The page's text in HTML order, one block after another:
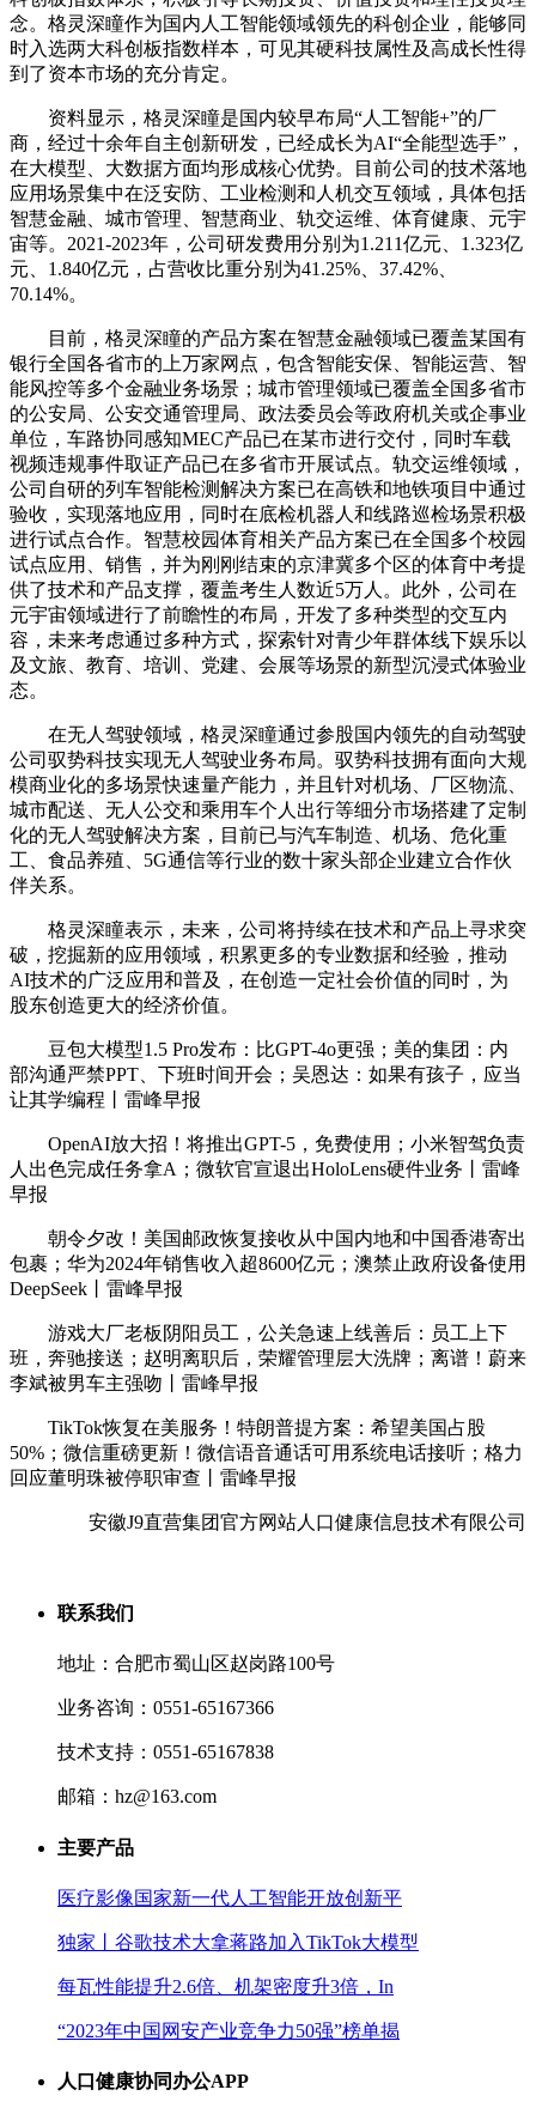
念。格灵深瞳作为国内人工智能领域领先的科创企业，能够同
时入选两大科创板指数样本，可见其硬科技属性及高成长性得
到了资本市场的充分肯定。
资料显示，格灵深瞳是国内较早布局“人工智能+”的厂
商，经过十余年自主创新研发，已经成长为AI“全能型选手”，
在大模型、大数据方面均形成核心优势。目前公司的技术落地
应用场景集中在泛安防、工业检测和人机交互领域，具体包括
智慧金融、城市管理、智慧商业、轨交运维、体育健康、元宇
宙等。2021-2023年，公司研发费用分别为1.211亿元、1.323亿
元、1.840亿元，占营收比重分别为41.25%、37.42%、
70.14%。
目前，格灵深瞳的产品方案在智慧金融领域已覆盖某国有
银行全国各省市的上万家网点，包含智能安保、智能运营、智
能风控等多个金融业务场景；城市管理领域已覆盖全国多省市
的公安局、公安交通管理局、政法委员会等政府机关或企事业
单位，车路协同感知MEC产品已在某市进行交付，同时车载
视频违规事件取证产品已在多省市开展试点。轨交运维领域，
公司自研的列车智能检测解决方案已在高铁和地铁项目中通过
验收，实现落地应用，同时在底检机器人和线路巡检场景积极
进行试点合作。智慧校园体育相关产品方案已在全国多个校园
试点应用、销售，并为刚刚结束的京津冀多个区的体育中考提
供了技术和产品支撑，覆盖考生人数近5万人。此外，公司在
元宇宙领域进行了前瞻性的布局，开发了多种类型的交互内
容，未来考虑通过多种方式，探索针对青少年群体线下娱乐以
及文旅、教育、培训、党建、会展等场景的新型沉浸式体验业
态。
在无人驾驶领域，格灵深瞳通过参股国内领先的自动驾驶
公司驭势科技实现无人驾驶业务布局。驭势科技拥有面向大规
模商业化的多场景快速量产能力，并且针对机场、厂区物流、
城市配送、无人公交和乘用车个人出行等细分市场搭建了定制
化的无人驾驶解决方案，目前已与汽车制造、机场、危化重
工、食品养殖、5G通信等行业的数十家头部企业建立合作伙
伴关系。
格灵深瞳表示，未来，公司将持续在技术和产品上寻求突
破，挖掘新的应用领域，积累更多的专业数据和经验，推动
AI技术的广泛应用和普及，在创造一定社会价值的同时，为
股东创造更大的经济价值。
豆包大模型1.5 Pro发布：比GPT-4o更强；美的集团：内
部沟通严禁PPT、下班时间开会；吴恩达：如果有孩子，应当
让其学编程丨雷峰早报
OpenAI放大招！将推出GPT-5，免费使用；小米智驾负责
人出色完成任务拿A；微软官宣退出HoloLens硬件业务丨雷峰
早报
朝令夕改！美国邮政恢复接收从中国内地和中国香港寄出
包裹；华为2024年销售收入超8600亿元；澳禁止政府设备使用
DeepSeek丨雷峰早报
游戏大厂老板阴阳员工，公关急速上线善后：员工上下
班，奔驰接送；赵明离职后，荣耀管理层大洗牌；离谱！蔚来
李斌被男车主强吻丨雷峰早报
TikTok恢复在美服务！特朗普提方案：希望美国占股
50%；微信重磅更新！微信语音通话可用系统电话接听；格力
回应董明珠被停职审查丨雷峰早报
安徽J9直营集团官方网站人口健康信息技术有限公司
联系我们
地址：合肥市蜀山区赵岗路100号
业务咨询：0551-65167366
技术支持：0551-65167838
邮箱：hz@163.com
主要产品
医疗影像国家新一代人工智能开放创新平
独家丨谷歌技术大拿蒋路加入TikTok大模型
每瓦性能提升2.6倍、机架密度升3倍，In
“2023年中国网安产业竞争力50强”榜单揭
人口健康协同办公APP